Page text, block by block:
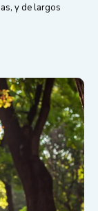
y de largos